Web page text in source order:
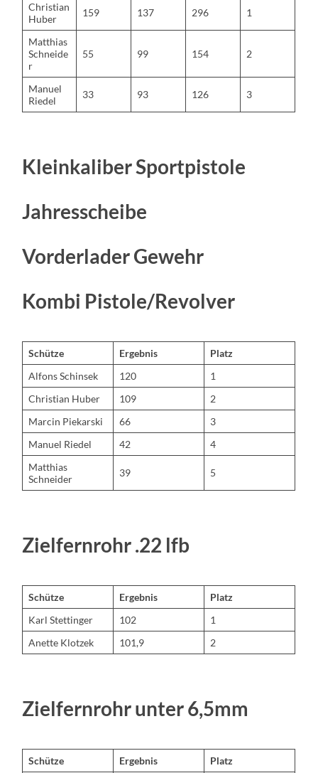
Christian
Huber
159 137 296 1
Matthias
Schneide
r
55 99 154 2
Manuel
Riedel
33 93 126 3
Kleinkaliber Sportpistole
Jahresscheibe
Vorderlader Gewehr
Kombi Pistole/Revolver
Schütze Ergebnis
Platz
Alfons Schinsek
120
1
Christian Huber
109
2
Marcin Piekarski
66
3
Manuel Riedel
42
4
Matthias
Schneider
39 5
Zielfernrohr .22 lfb
Schütze Ergebnis
Platz
Karl Stettinger
102
1
Anette Klotzek
101,9 2
Zielfernrohr unter 6,5mm
Schütze Ergebnis
Platz